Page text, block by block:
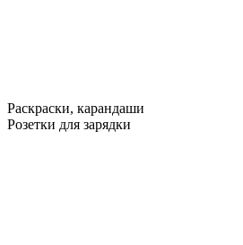
Раскраски, карандаши
Розетки для зарядки